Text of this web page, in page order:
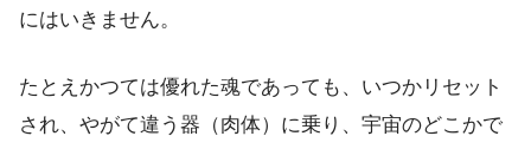
にはいきません。
たとえかつては優れた魂であっても、いつかリセット
され、やがて違う器（肉体）に乗り、宇宙のどこかで